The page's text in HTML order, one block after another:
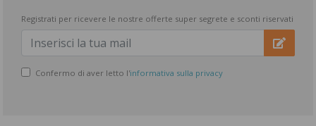
Registrati per ricevere le nostre offerte super segrete e sconti riservati
Confermo di aver letto l'informativa sulla privacy